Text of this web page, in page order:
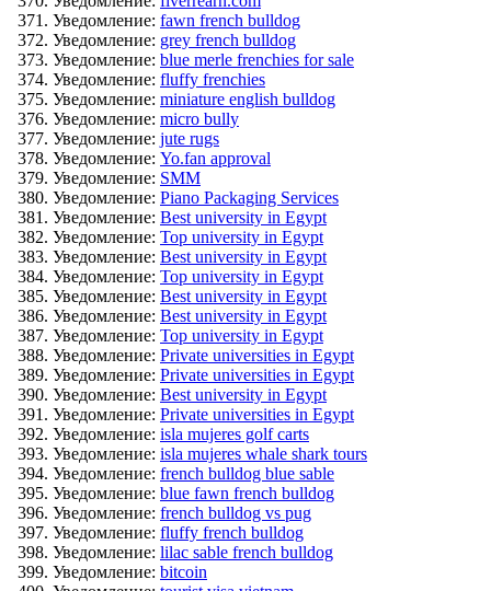
Уведомление: fawn french bulldog
Уведомление: grey french bulldog
Уведомление: blue merle frenchies for sale
Уведомление: fluffy frenchies
Уведомление: miniature english bulldog
Уведомление: micro bully
Уведомление: jute rugs
Уведомление: Yo.fan approval
Уведомление: SMM
Уведомление: Piano Packaging Services
Уведомление: Best university in Egypt
Уведомление: Top university in Egypt
Уведомление: Best university in Egypt
Уведомление: Top university in Egypt
Уведомление: Best university in Egypt
Уведомление: Best university in Egypt
Уведомление: Top university in Egypt
Уведомление: Private universities in Egypt
Уведомление: Private universities in Egypt
Уведомление: Best university in Egypt
Уведомление: Private universities in Egypt
Уведомление: isla mujeres golf carts
Уведомление: isla mujeres whale shark tours
Уведомление: french bulldog blue sable
Уведомление: blue fawn french bulldog
Уведомление: french bulldog vs pug
Уведомление: fluffy french bulldog
Уведомление: lilac sable french bulldog
Уведомление: bitcoin